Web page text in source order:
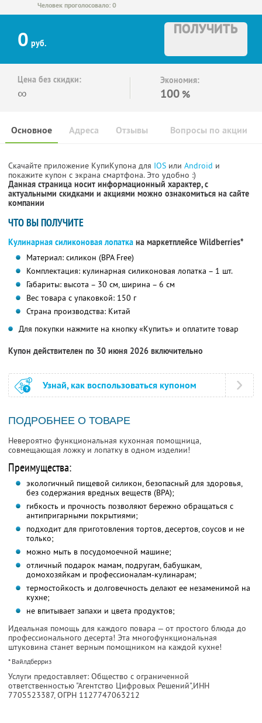
Человек проголосовало: 0
0 руб.
ПОЛУЧИТЬ
Цена без скидки:
∞
Экономия:
100 %
Основное Отзывы Вопросы по акции
Адреса
Скачайте приложение КупиКупона для IOS или Android и
покажите купон с экрана смартфона. Это удобно :)
Данная страница носит информационный характер, с
актуальными скидками и акциями можно ознакомиться на сайте
компании
ЧТО ВЫ ПОЛУЧИТЕ
Кулинарная силиконовая лопатка на маркетплейсе Wildberries*
Материал: силикон (BPA Free)
Комплектация: кулинарная силиконовая лопатка – 1 шт.
Габариты: высота – 30 см, ширина – 6 см
Вес товара с упаковкой: 150 г
Страна производства: Китай
Для покупки нажмите на кнопку «Купить» и оплатите товар
Купон действителен по 30 июня 2026 включительно
Узнай, как воспользоваться купоном
ПОДРОБНЕЕ О ТОВАРЕ
Невероятно функциональная кухонная помощница,
совмещающая ложку и лопатку в одном изделии!
Преимущества:
экологичный пищевой силикон, безопасный для здоровья,
без содержания вредных веществ (BPA);
гибкость и прочность позволяют бережно обращаться с
антипригарными покрытиями;
подходит для приготовления тортов, десертов, соусов и не
только;
можно мыть в посудомоечной машине;
отличный подарок мамам, подругам, бабушкам,
домохозяйкам и профессионалам-кулинарам;
термостойкость и долговечность делают ее незаменимой на
кухне;
не впитывает запахи и цвета продуктов;
Идеальная помощь для каждого повара — от простого блюда до
профессионального десерта! Эта многофункциональная
штуковина станет верным помощником на каждой кухне!
* Вайлдберриз
Услуги предоставляет: Общество с ограниченной
ответственностью "Агентство Цифровых Решений",ИНН
7705523387, ОГРН 1127747063212